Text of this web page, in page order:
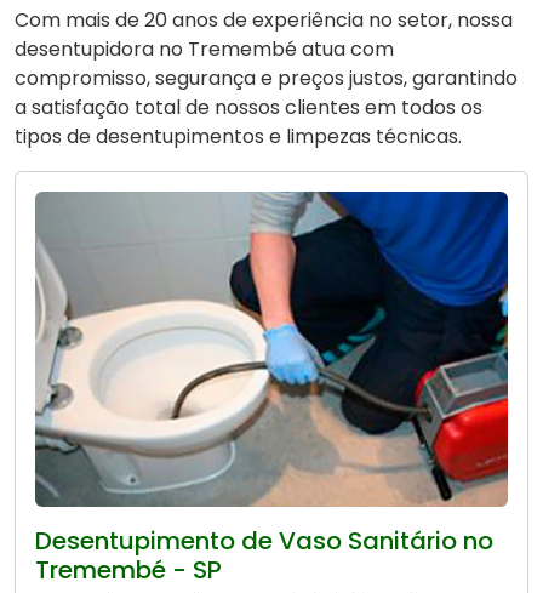
Com mais de 20 anos de experiência no setor, nossa
desentupidora no Tremembé atua com
compromisso, segurança e preços justos, garantindo
a satisfação total de nossos clientes em todos os
tipos de desentupimentos e limpezas técnicas.
Desentupimento de Vaso Sanitário no
Tremembé - SP